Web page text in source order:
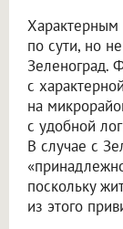
Характерным
по сути, но
Зеленоград.
с
на
с удобной
В случае с
поскольку
из этого